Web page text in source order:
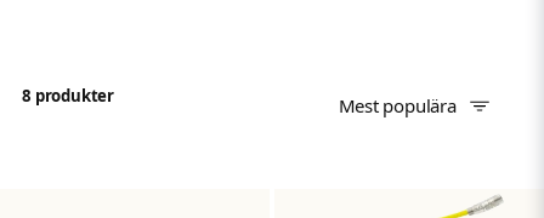
8 produkter Mest populära